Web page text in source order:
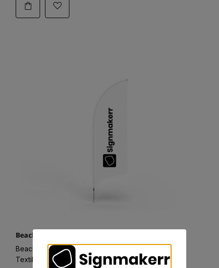
Beach flagga Premium ConversionPro M
Beachflaggor, 820x3050
Textilväv